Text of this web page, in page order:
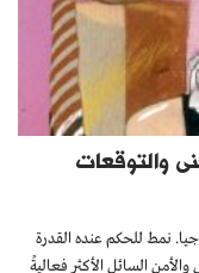
والتوقعات
نمط للحكم عنده القدرة
السائل الأكثر فعاليةً